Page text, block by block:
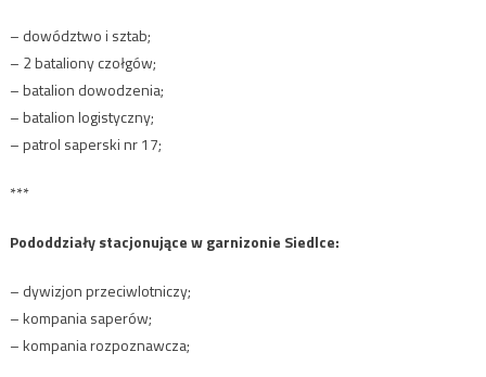
– dowództwo i sztab;
– 2 bataliony czołgów;
– batalion dowodzenia;
– batalion logistyczny;
– patrol saperski nr 17;
***
Pododdziały stacjonujące w garnizonie Siedlce:
– dywizjon przeciwlotniczy;
– kompania saperów;
– kompania rozpoznawcza;